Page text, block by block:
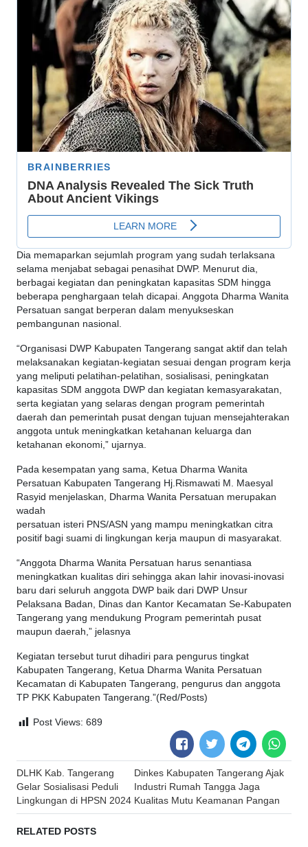
Dia memaparkan sejumlah program yang sudah terlaksana
selama menjabat sebagai penasihat DWP. Menurut dia,
berbagai kegiatan dan peningkatan kapasitas SDM hingga
beberapa penghargaan telah dicapai. Anggota Dharma Wanita
Persatuan sangat berperan dalam menyukseskan
pembangunan nasional.
“Organisasi DWP Kabupaten Tangerang sangat aktif dan telah
melaksanakan kegiatan-kegiatan sesuai dengan program kerja
yang meliputi pelatihan-pelatihan, sosialisasi, peningkatan
kapasitas SDM anggota DWP dan kegiatan kemasyarakatan,
serta kegiatan yang selaras dengan program pemerintah
daerah dan pemerintah pusat dengan tujuan mensejahterakan
anggota untuk meningkatkan ketahanan keluarga dan
ketahanan ekonomi,” ujarnya.
Pada kesempatan yang sama, Ketua Dharma Wanita
Persatuan Kabupaten Tangerang Hj.Rismawati M. Maesyal
Rasyid menjelaskan, Dharma Wanita Persatuan merupakan
wadah
persatuan isteri PNS/ASN yang mampu meningkatkan citra
positif bagi suami di lingkungan kerja maupun di masyarakat.
“Anggota Dharma Wanita Persatuan harus senantiasa
meningkatkan kualitas diri sehingga akan lahir inovasi-inovasi
baru dari seluruh anggota DWP baik dari DWP Unsur
Pelaksana Badan, Dinas dan Kantor Kecamatan Se-Kabupaten
Tangerang yang mendukung Program pemerintah pusat
maupun daerah,” jelasnya
Kegiatan tersebut turut dihadiri para pengurus tingkat
Kabupaten Tangerang, Ketua Dharma Wanita Persatuan
Kecamatan di Kabupaten Tangerang, pengurus dan anggota
TP PKK Kabupaten Tangerang.”(Red/Posts)
Post Views: 689
Post
navigation
DLHK Kab. Tangerang
Gelar Sosialisasi Peduli
Lingkungan di HPSN 2024
Dinkes Kabupaten Tangerang Ajak
Industri Rumah Tangga Jaga
Kualitas Mutu Keamanan Pangan
RELATED POSTS